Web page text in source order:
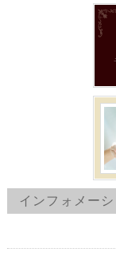
インフォメー